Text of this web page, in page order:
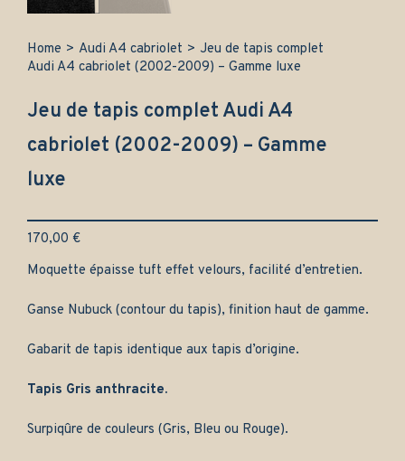
Home > Audi A4 cabriolet > Jeu de tapis complet
Audi A4 cabriolet (2002-2009) – Gamme luxe
Jeu de tapis complet Audi A4
cabriolet (2002-2009) – Gamme
luxe
170,00 €
Moquette épaisse tuft effet velours, facilité d’entretien.
Ganse Nubuck (contour du tapis), finition haut de gamme.
Gabarit de tapis identique aux tapis d’origine.
Tapis Gris anthracite.
Surpiqûre de couleurs (Gris, Bleu ou Rouge).